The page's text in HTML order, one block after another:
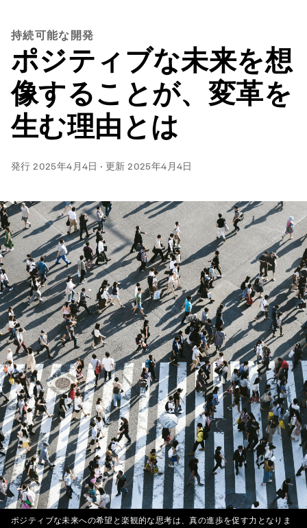
持続可能な開発
ポジティブな未来を想
像することが、変革を
生む理由とは
発行2025年4月4日 ·更新2025年4月4日
ポジティブな未来への希望と楽観的な思考は、真の進歩を促す力となりま